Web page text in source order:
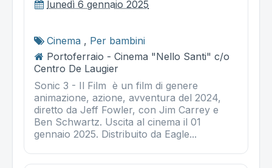
lunedì 6 gennaio 2025
Cinema , Per bambini
Portoferraio - Cinema "Nello Santi" c/o
Centro De Laugier
Sonic 3 - Il Film è un film di genere
animazione, azione, avventura del 2024,
diretto da Jeff Fowler, con Jim Carrey e
Ben Schwartz. Uscita al cinema il 01
gennaio 2025. Distribuito da Eagle...